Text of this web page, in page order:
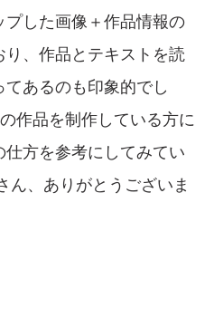
した画像＋作品情報の
、作品とテキストを読
あるのも印象的でし
作品を制作している方に
方を参考にしてみてい
ん、ありがとうございま